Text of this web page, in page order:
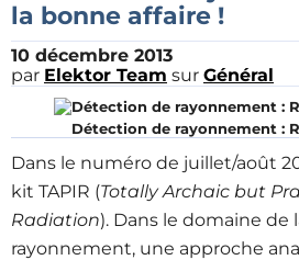
la bonne affaire !
10 décembre 2013
par Elektor Team sur Général
Détection de rayonnement :
Dans le numéro de juillet/août
kit TAPIR (Totally Archaic but
Radiation). Dans le domaine de
rayonnement, une approche